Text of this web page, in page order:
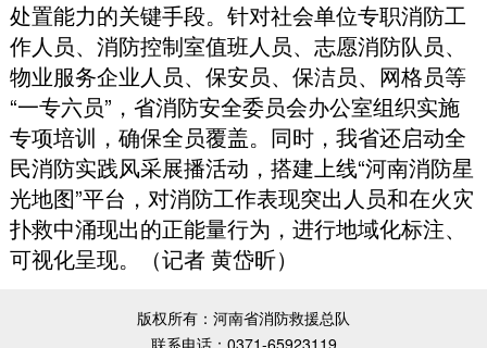
处置能力的关键手段。 针对社会单位专职消防工
作人员、消防控制室值班人员、志愿消防队员、
物业服务企业人员、保安员、保洁员、网格员等
“一专六员” ， 省消防安全委员会办公室组织实施
专项培训 ， 确保全员覆盖。 同时， 我省还启动全
民消防实践风采展播活动 ， 搭建上线“河南消防星
光地图”平台 ， 对消防工作表现突出人员和在火灾
扑救中涌现出的正能量行为 ， 进行地域化标注、
可视化呈现。 （记者 黄岱昕）
版权所有：河南省消防救援总队
联系电话：0371-65923119